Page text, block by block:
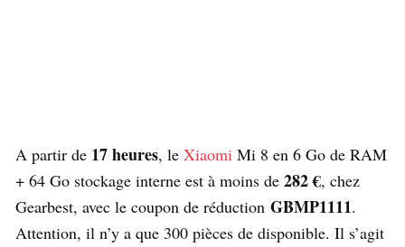
A partir de 17 heures, le Xiaomi Mi 8 en 6 Go de RAM
+ 64 Go stockage interne est à moins de 282 €, chez
Gearbest, avec le coupon de réduction GBMP1111.
Attention, il n’y a que 300 pièces de disponible. Il s’agit